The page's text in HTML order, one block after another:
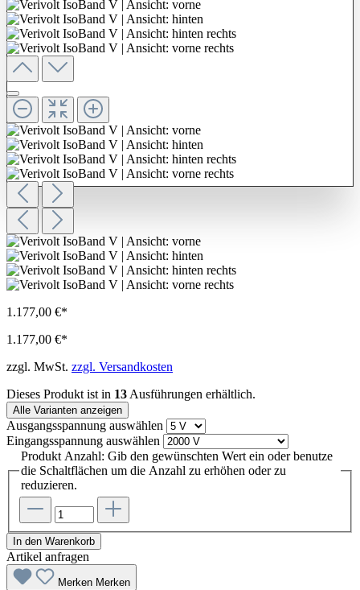
1.177,00 €*
1.177,00 €*
zzgl. MwSt. zzgl. Versandkosten
Dieses Produkt ist in 13 Ausführungen erhältlich.
Alle Varianten anzeigen
Ausgangsspannung auswählen
Eingangsspannung auswählen
Produkt Anzahl: Gib den gewünschten Wert ein oder benutze
die Schaltflächen um die Anzahl zu erhöhen oder zu
reduzieren.
In den Warenkorb
Artikel anfragen
Merken Merken